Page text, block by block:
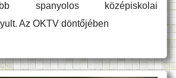
spanyolos középiskolai
Az OKTV döntőjében